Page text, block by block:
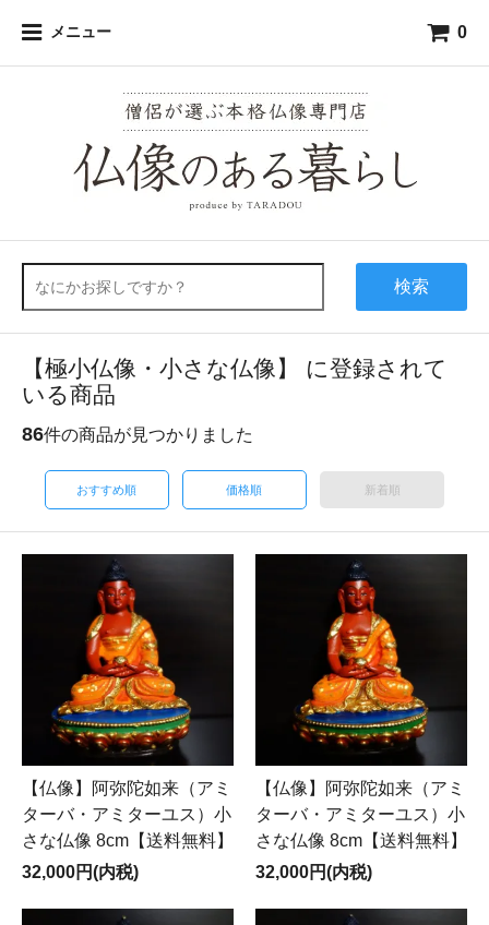
メニュー 0
検索
【極小仏像・小さな仏像】 に登録されて
いる商品
86件の商品が見つかりました
おすすめ順 価格順 新着順
【仏像】阿弥陀如来（アミ
ターバ・アミターユス）小
さな仏像 8cm【送料無料】
32,000円(内税)
【仏像】阿弥陀如来（アミ
ターバ・アミターユス）小
さな仏像 8cm【送料無料】
32,000円(内税)